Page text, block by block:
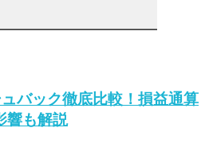
バック徹底比較！損益通算
響も解説